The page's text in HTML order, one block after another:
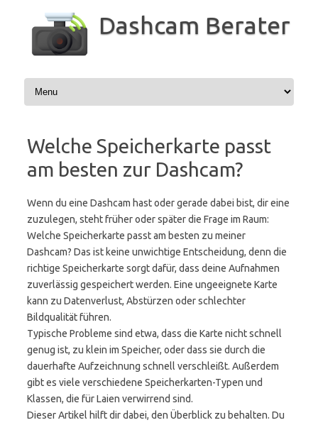
springen
Dashcam Berater
Welche Speicherkarte passt
am besten zur Dashcam?
Wenn du eine Dashcam hast oder gerade dabei bist, dir eine
zuzulegen, steht früher oder später die Frage im Raum:
Welche Speicherkarte passt am besten zu meiner
Dashcam? Das ist keine unwichtige Entscheidung, denn die
richtige Speicherkarte sorgt dafür, dass deine Aufnahmen
zuverlässig gespeichert werden. Eine ungeeignete Karte
kann zu Datenverlust, Abstürzen oder schlechter
Bildqualität führen.
Typische Probleme sind etwa, dass die Karte nicht schnell
genug ist, zu klein im Speicher, oder dass sie durch die
dauerhafte Aufzeichnung schnell verschleißt. Außerdem
gibt es viele verschiedene Speicherkarten-Typen und
Klassen, die für Laien verwirrend sind.
Dieser Artikel hilft dir dabei, den Überblick zu behalten. Du